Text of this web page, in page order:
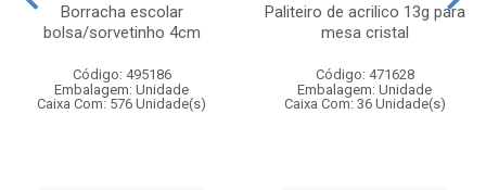
Borracha escolar
bolsa/sorvetinho 4cm
Código: 495186
Embalagem: Unidade
Caixa Com: 576 Unidade(s)
Paliteiro de acrilico 13g para
mesa cristal
Código: 471628
Embalagem: Unidade
Caixa Com: 36 Unidade(s)